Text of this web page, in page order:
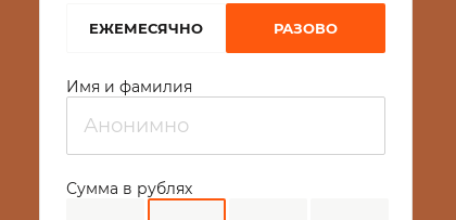
EЖЕМЕСЯЧНО РАЗОВО
Имя и фамилия
Сумма в рублях